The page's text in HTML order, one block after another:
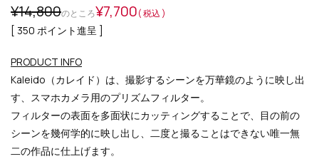
¥14,800のところ¥7,700 税込
350 ポイント進呈 ]
PRODUCT INFO
Kaleido（カレイド）は、撮影するシーンを万華鏡のように映し出
す、スマホカメラ用のプリズムフィルター。
フィルターの表面を多面状にカッティングすることで、目の前の
シーンを幾何学的に映し出し、二度と撮ることはできない唯一無
二の作品に仕上げます。